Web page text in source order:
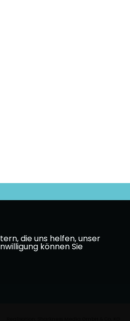
die uns helfen, unser
können Sie